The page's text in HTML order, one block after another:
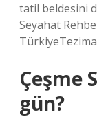
tatil beldesini
Seyahat
Çeşme
gün?